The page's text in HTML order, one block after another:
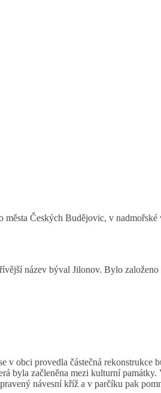
Českých Budějovic, v
název býval Jilonov. Bylo
v obci provedla částečná
byla začleněna mezi kulturní
návesní kříž a v parčíku pak